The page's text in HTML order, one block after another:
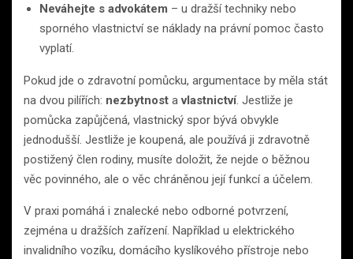
Neváhejte s advokátem – u dražší techniky nebo
sporného vlastnictví se náklady na právní pomoc často
vyplatí.
Pokud jde o zdravotní pomůcku, argumentace by měla stát
na dvou pilířích: nezbytnost avlastnictví. Jestliže je
pomůcka zapůjčená, vlastnický spor bývá obvykle
jednodušší. Jestliže je koupená, ale používá ji zdravotně
postižený člen rodiny, musíte doložit, že nejde o běžnou
věc povinného, ale o věc chráněnou její funkcí a účelem.
V praxi pomáhá i znalecké nebo odborné potvrzení,
zejména u dražších zařízení. Například u elektrického
invalidního vozíku, domácího kyslíkového přístroje nebo